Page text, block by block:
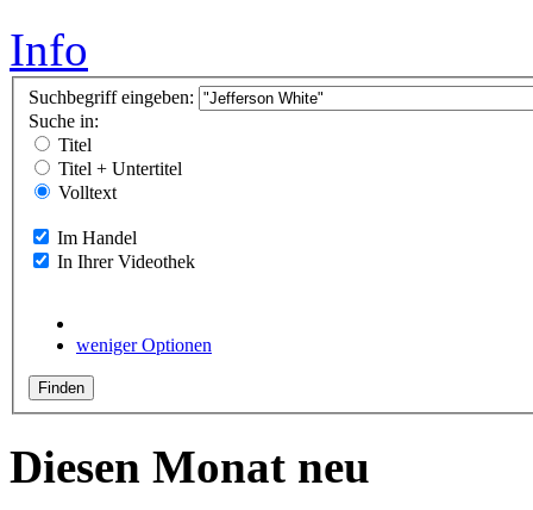
Info
Suchbegriff eingeben:
Suche in:
Titel
Titel + Untertitel
Volltext
Im Handel
In Ihrer Videothek
weniger Optionen
Diesen Monat neu